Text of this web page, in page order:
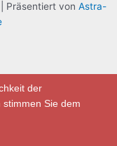
Präsentiert von Astra-
der
Sie dem